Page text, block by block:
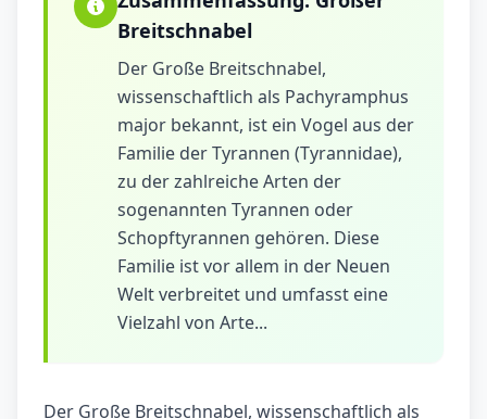
Breitschnabel
Der Große Breitschnabel,
wissenschaftlich als Pachyramphus
major bekannt, ist ein Vogel aus der
Familie der Tyrannen (Tyrannidae),
zu der zahlreiche Arten der
sogenannten Tyrannen oder
Schopftyrannen gehören. Diese
Familie ist vor allem in der Neuen
Welt verbreitet und umfasst eine
Vielzahl von Arte...
Der Große Breitschnabel, wissenschaftlich als